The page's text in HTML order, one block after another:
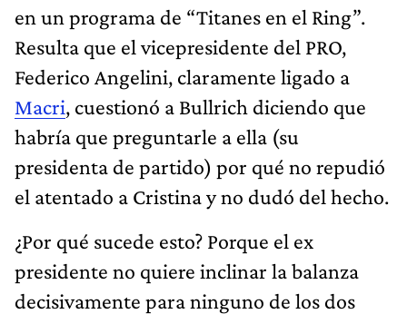
en un programa de “Titanes en el Ring”.
Resulta que el vicepresidente del PRO,
Federico Angelini, claramente ligado a
Macri, cuestionó a Bullrich diciendo que
habría que preguntarle a ella (su
presidenta de partido) por qué no repudió
el atentado a Cristina y no dudó del hecho.
¿Por qué sucede esto? Porque el ex
presidente no quiere inclinar la balanza
decisivamente para ninguno de los dos